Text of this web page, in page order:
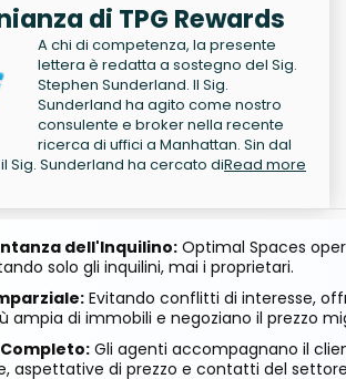
di TPG Rewards
A chi di competenza, la presente
lettera è redatta a sostegno del Sig.
Stephen Sunderland. Il Sig.
Sunderland ha agito come nostro
consulente e broker nella recente
ricerca di uffici a Manhattan. Sin dal
Sig. Sunderland ha cercato diRead more
dell'Inquilino: Optimal Spaces
solo gli inquilini, mai i proprietari.
Evitando conflitti di interesse,
ampia di immobili e negoziano il prezzo
Gli agenti accompagnano il
aspettative di prezzo e contatti del